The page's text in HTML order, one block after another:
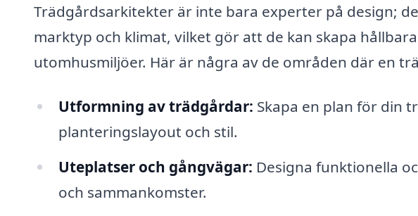
Trädgårdsarkitekter är inte bara experter på design;
marktyp och klimat, vilket gör att de kan skapa
utomhusmiljöer. Här är några av de områden där en
Utformning av trädgårdar: Skapa en plan för din
planteringslayout och stil.
Uteplatser och gångvägar: Designa funktionella
och sammankomster.